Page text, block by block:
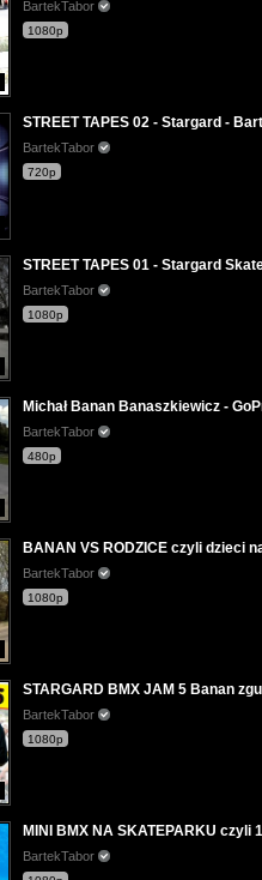
BartekTabor
1080p
STREET TAPES 02 - Stargard -
BartekTabor
720p
STREET TAPES 01 - Stargard
BartekTabor
1080p
Michał Banan Banaszkiewicz -
BartekTabor
480p
BANAN VS RODZICE czyli dzieci
BartekTabor
1080p
STARGARD BMX JAM 5 Banan
BartekTabor
1080p
MINI BMX NA SKATEPARKU czyli
BartekTabor